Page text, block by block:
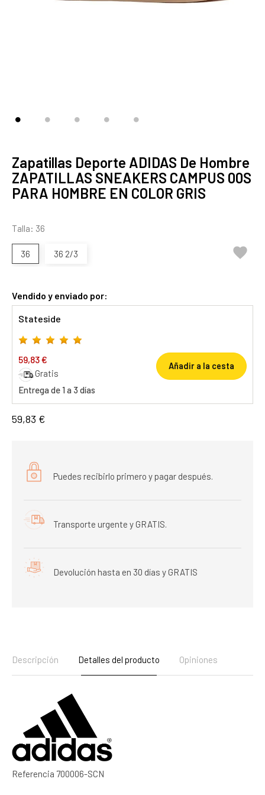
Zapatillas Deporte ADIDAS De Hombre
ZAPATILLAS SNEAKERS CAMPUS 00S
PARA HOMBRE EN COLOR GRIS
Talla: 36
36 36 2/3 
Vendido y enviado por:
Stateside
59,83 €
Gratis
Entrega de 1 a 3 días
Añadir a la cesta
59,83 €
Puedes recibirlo primero y pagar después.
Transporte urgente y GRATIS.
Devolución hasta en 30 días y GRATIS
Descripción Detalles del producto Opiniones
Referencia 700006-SCN